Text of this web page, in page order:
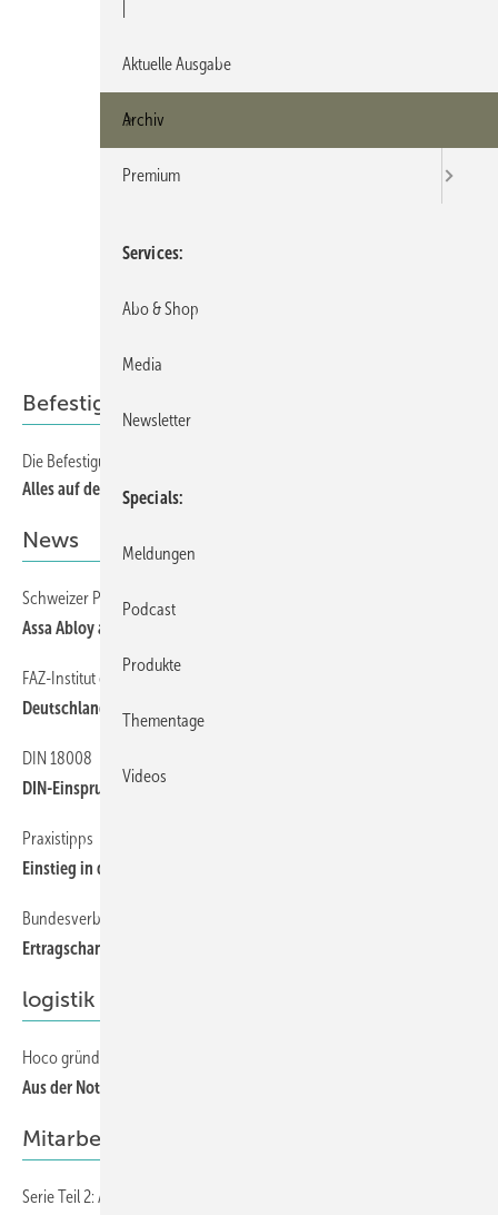
Befestigung
Die Befestigungsproblematik wird nicht einfacher
Alles auf dem Rücken der Monteure
News
Schweizer Planet AG
Assa Abloy auf Einkaufstour
FAZ-Institut ermittelt
Deutschlands begehrteste Fenster-Marken
DIN 18008
DIN-Einspruch abgelehnt, aber um Risikoabschätzung ergänzt
Praxistipps
Einstieg in den Smarthome-Markt
Bundesverband ProHolzfenster
Ertragschancen und Wettbewerbsvorteile
logistik
Hoco gründet Transportsparte
Aus der Not eine Tugend gemacht
Mitarbeiter und Auszubildende
Serie Teil 2: Azubis Finden, Binden und weiterentwickeln
Aktuelle Ausgabe
Archiv
Premium
Services
Abo & Shop
Media
Newsletter
Specials
Meldungen
Podcast
Produkte
Thementage
Videos